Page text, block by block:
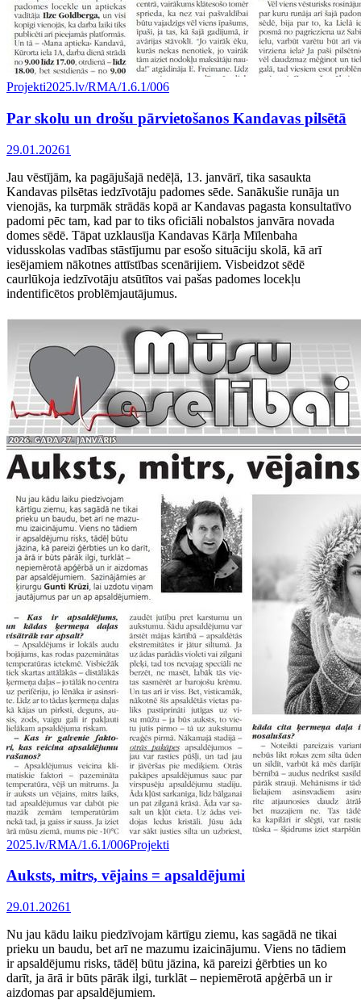
Projekti2025.lv/RMA/1.6.1/006
Par skolu un drošu pārvietošanos Kandavas pilsētā
29.01.20261
Jau vēstījām, ka pagājušajā nedēļā, 13. janvārī, tika sasaukta
Kandavas pilsētas iedzīvotāju padomes sēde. Sanākušie runāja un
vienojās, ka turpmāk strādās kopā ar Kandavas pagasta konsultatīvo
padomi pēc tam, kad par to tiks oficiāli nobalstos janvāra novada
domes sēdē. Tāpat uzklausīja Kandavas Kārļa Mīlenbaha
vidusskolas vadības stāstījumu par esošo situāciju skolā, kā arī
iesējamiem nākotnes attīstības scenārijiem. Visbeidzot sēdē
caurlūkoja iedzīvotāju atsūtītos vai pašas padomes locekļu
indentificētos problēmjautājumus.
2025.lv/RMA/1.6.1/006Projekti
Auksts, mitrs, vējains = apsaldējumi
29.01.20261
Nu jau kādu laiku piedzīvojam kārtīgu ziemu, kas sagādā ne tikai
prieku un baudu, bet arī ne mazumu izaicinājumu. Viens no tādiem
ir apsaldējumu risks, tādēļ būtu jāzina, kā pareizi ģērbties un ko
darīt, ja ārā ir būts pārāk ilgi, turklāt – nepiemērotā apģērbā un ir
aizdomas par apsaldējumiem.